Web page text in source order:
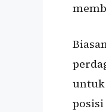
untuk